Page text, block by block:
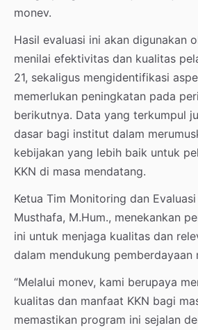
monev.
Hasil evaluasi ini akan digunakan
menilai efektivitas dan kualitas
21, sekaligus mengidentifikasi
memerlukan peningkatan pada
berikutnya. Data yang terkumpul
dasar bagi institut dalam
kebijakan yang lebih baik untuk
KKN di masa mendatang.
Ketua Tim Monitoring dan
Musthafa, M.Hum., menekankan
ini untuk menjaga kualitas dan
dalam mendukung pemberdayaan
“Melalui monev, kami berupaya
kualitas dan manfaat KKN bagi
memastikan program ini sejalan